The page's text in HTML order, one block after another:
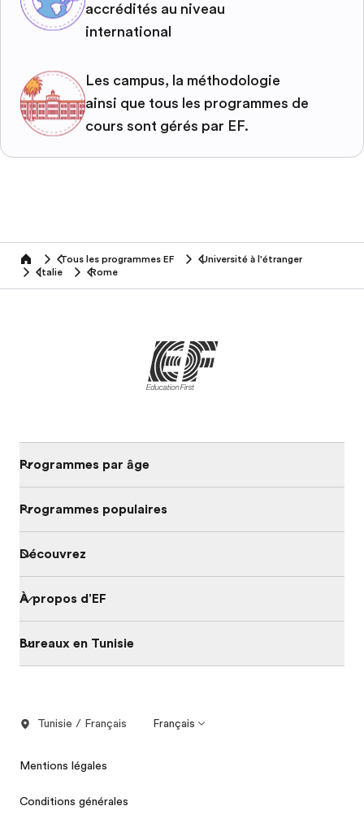
accrédités au niveau
international
Les campus, la méthodologie
ainsi que tous les programmes de
cours sont gérés par EF.
home Tous les programmes EF
Université à l'étranger
Italie
Rome
Programmes par âge
Programmes populaires
Découvrez
À propos d'EF
Bureaux en Tunisie
Tunisie / Français Français
Mentions légales
Conditions générales